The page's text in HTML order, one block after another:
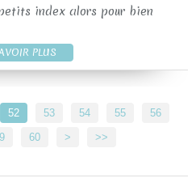
index alors pour bien
PLUS
52 53 54 55
56
60 70
80
90
100
> >>